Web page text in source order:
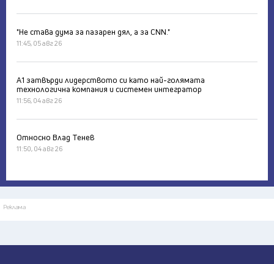
"Не става дума за пазарен дял, а за CNN."
11:45, 05 авг 26
А1 затвърди лидерството си като най-голямата
технологична компания и системен интегратор
11:56, 04 авг 26
Относно Влад Тенев
11:50, 04 авг 26
Реклама